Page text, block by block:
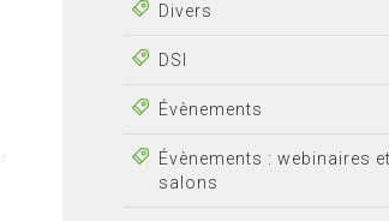
Divers
DSI
Évènements
Évènements : webinaires et
salons